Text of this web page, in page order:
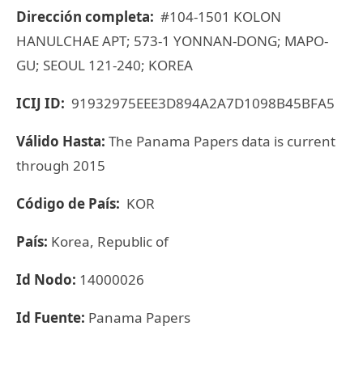
Dirección completa: #104-1501 KOLON
HANULCHAE APT; 573-1 YONNAN-DONG; MAPO-
GU; SEOUL 121-240; KOREA
ICIJ ID: 91932975EEE3D894A2A7D1098B45BFA5
Válido Hasta: The Panama Papers data is current
through 2015
Código de País: KOR
País: Korea, Republic of
Id Nodo: 14000026
Id Fuente: Panama Papers